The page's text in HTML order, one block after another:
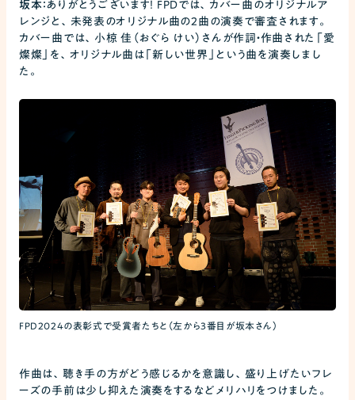
坂本：ありがとうございます！ FPDでは、カバー曲のオリジナルア
レンジと、未発表のオリジナル曲の2曲の演奏で審査されます。
カバー曲では、小椋 佳（おぐら けい）さんが作詞・作曲された「愛
燦燦」を、オリジナル曲は「新しい世界」という曲を演奏しまし
た。
FPD2024の表彰式で受賞者たちと（左から3番目が坂本さん）
作曲は、聴き手の方がどう感じるかを意識し、盛り上げたいフレ
ーズの手前は少し抑えた演奏をするなどメリハリをつけました。